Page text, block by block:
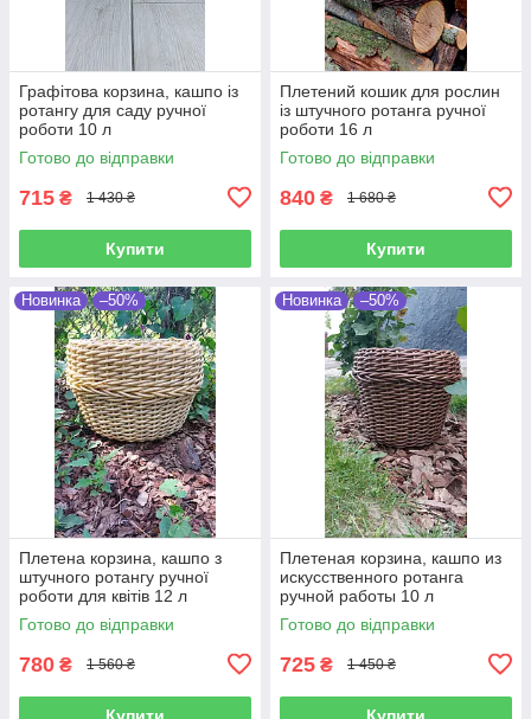
Графітова корзина, кашпо із
ротангу для саду ручної
роботи 10 л
Готово до відправки
715 ₴ 1 430 ₴
Купити
Плетений кошик для рослин
із штучного ротанга ручної
роботи 16 л
Готово до відправки
840 ₴ 1 680 ₴
Купити
Новинка –50%
Плетена корзина, кашпо з
штучного ротангу ручної
роботи для квітів 12 л
Готово до відправки
780 ₴ 1 560 ₴
Новинка –50%
Плетеная корзина, кашпо из
искусственного ротанга
ручной работы 10 л
Готово до відправки
725 ₴ 1 450 ₴